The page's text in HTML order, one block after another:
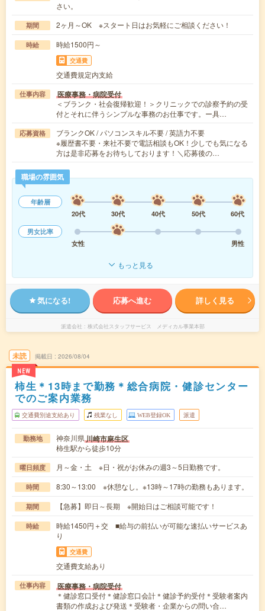
さい。
期間 2ヶ月～OK ※スタート日はお気軽にご相談ください！
時給 時給1500円～
交通費
交通費規定内支給
仕事内容 医療事務・病院受付
＜ブランク・社会復帰歓迎！＞クリニックでの診察予約の受
付とそれに伴うシンプルな事務のお仕事です。ー具…
応募資格
ブランクOK / パソコンスキル不要 / 英語力不要
※履歴書不要・来社不要で電話相談もOK！少しでも気になる
方は是非応募をお待ちしております！＼応募後の…
職場の雰囲気
年齢層
20代
30代 40代 50代
60代
男女比率
女性
男性
もっと見る
気になる! 応募へ進む 詳しく見る
派遣会社 株式会社スタッフサービス メディカル事業本部
未読
NEW
掲載日 2026/08/04
柿生＊13時まで勤務＊総合病院・健診センター
でのご案内業務
交通費別途支給あり 残業なし WEB登録OK 派遣
勤務地 神奈川県川崎市麻生区
柿生駅から徒歩10分
曜日頻度 月～金・土 ※日・祝がお休みの週3～5日勤務です。
時間 8:30～13:00 ※休憩なし。※13時～17時の勤務もあります。
期間 【急募】即日～長期 ※開始日はご相談可能です！
時給
時給1450円＋交 ■給与の前払いが可能な速払いサービスあ
り
交通費
交通費支給あり
仕事内容 医療事務・病院受付
＊健診窓口受付＊健診窓口会計＊健診予約受付＊受験者案内
書類の作成および発送＊受験者・企業からの問い合…